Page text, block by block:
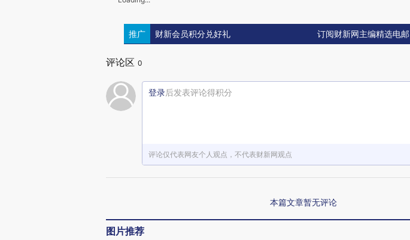
推广 财新会员积分兑好礼 订阅财新网主编精选电邮
评论区 0
登录后发表评论得积分
评论仅代表网友个人观点，不代表财新网观点
本篇文章暂无评论
图片推荐